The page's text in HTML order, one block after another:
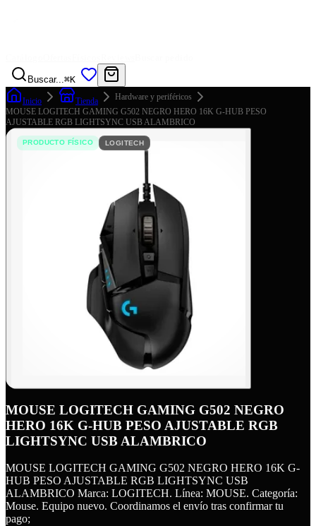
Buscar...⌘K
Inicio Tienda
Hardware y periféricos
MOUSE LOGITECH GAMING G502 NEGRO HERO 16K G-HUB PESO
AJUSTABLE RGB LIGHTSYNC USB ALAMBRICO
PRODUCTO FÍSICO LOGITECH
MOUSE LOGITECH GAMING G502 NEGRO
HERO 16K G-HUB PESO AJUSTABLE RGB
LIGHTSYNC USB ALAMBRICO
MOUSE LOGITECH GAMING G502 NEGRO HERO 16K G-
HUB PESO AJUSTABLE RGB LIGHTSYNC USB
ALAMBRICO Marca: LOGITECH. Línea: MOUSE. Categoría:
Mouse. Equipo nuevo. Coordinamos el envío tras confirmar tu
pago;